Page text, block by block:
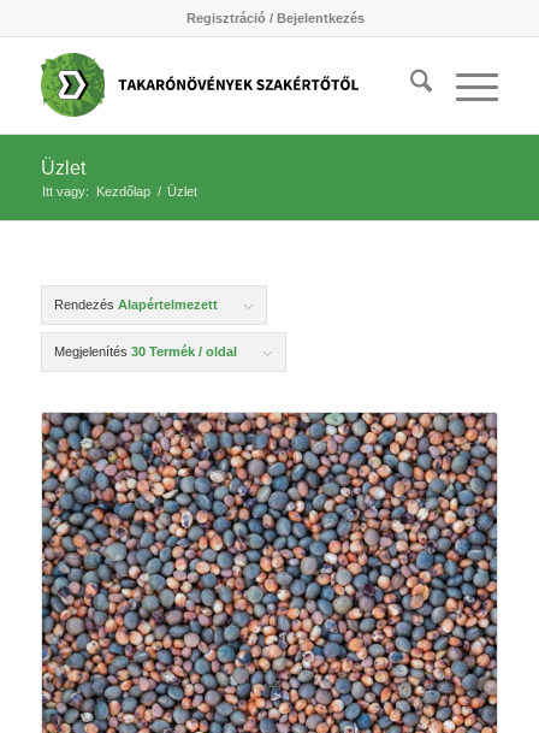
Regisztráció / Bejelentkezés
Üzlet
Itt vagy: Kezdőlap / Üzlet
Rendezés Alapértelmezett
Megjelenítés 30 Termék / oldal